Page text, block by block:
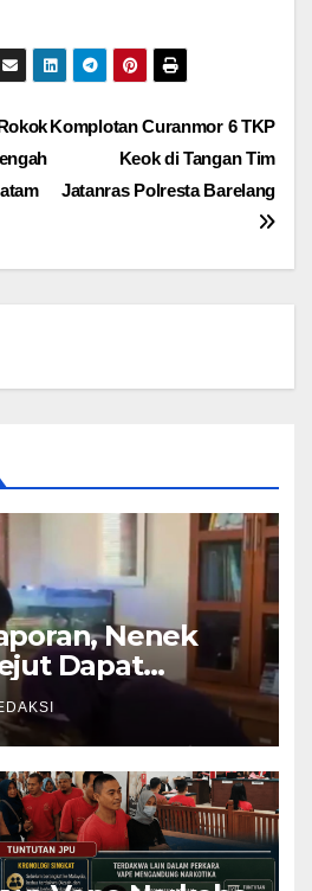
Komplotan Curanmor 6 TKP
Keok di Tangan Tim
Jatanras Polresta Barelang
Nenek
Dapat
Kabid Propam